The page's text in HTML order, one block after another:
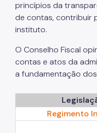
Outros Serviços
Fale Conosco
princípios da
de contas, contribuir
instituto.
O Conselho Fiscal
contas e atos da
a fundamentação
Regimento